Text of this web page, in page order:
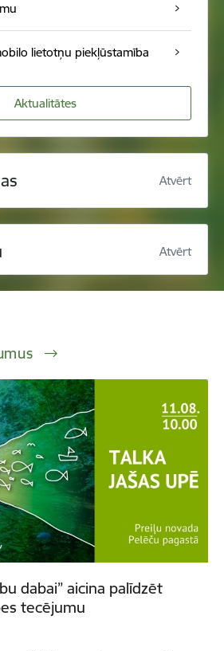
lietotņu piekļūstamība
Aktualitātes
Atvērt
Atvērt
dabai” aicina palīdzēt
tecējumu